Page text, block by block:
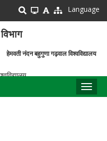
Language
गढ़वाल विश्वविद्यालय